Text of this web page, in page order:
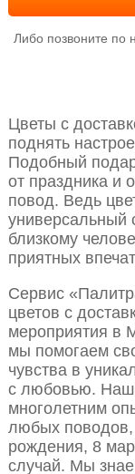
Либо позвоните по
Цветы с
поднять
Подобный
от праздника и
повод. Ведь
универсальный
близкому
приятных
Сервис
цветов с
мероприятия в
мы помогаем
чувства в
с любовью.
многолетним
любых поводов,
рождения, 8
случай. Мы